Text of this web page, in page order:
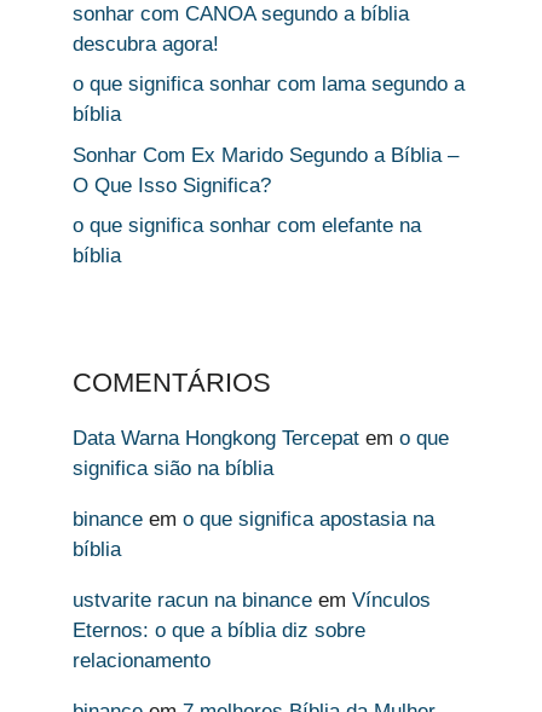
sonhar com CANOA segundo a bíblia
descubra agora!
o que significa sonhar com lama segundo a
bíblia
Sonhar Com Ex Marido Segundo a Bíblia –
O Que Isso Significa?
o que significa sonhar com elefante na
bíblia
COMENTÁRIOS
Data Warna Hongkong Tercepat em o que
significa sião na bíblia
binance em o que significa apostasia na
bíblia
ustvarite racun na binance em Vínculos
Eternos: o que a bíblia diz sobre
relacionamento